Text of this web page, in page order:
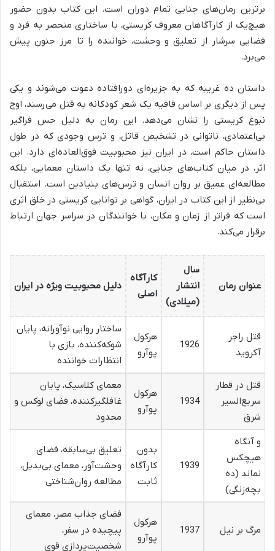
برترین رمان‌های جنایی تمام دوران است. این کتاب بدون حضور
هیچ‌یک از کارآگاهان معروف کریستی، با ساختاری منحصر به فرد و
فضایی سرشار از تعلیق و وحشت، خواننده را تا مرز جنون پیش
می‌برد.
داستان ده غریبه که به جزیره‌ای دورافتاده دعوت می‌شوند و یکی
پس از دیگری بر اساس قافیه یک شعر کودکانه به قتل می‌رسند، اوج
نبوغ کریستی را نشان می‌دهد. این رمان به دلیل حس فراگیر
بی‌اعتمادی، ناتوانی در تشخیص قاتل، و ترس وجودی که در طول
داستان حاکم است، در ایران نیز محبوبیت فوق‌العاده‌ای دارد. این
اثر، در میان کتاب‌های جنایی، نه تنها یک داستان معمایی، بلکه
مطالعه‌ای عمیق بر روان انسان و ترس‌های بنیادین است. استقبال
بی‌نظیر از این کتاب در ایران، گواهی بر توانایی کریستی در خلق اثری
است که فراتر از زمان و مکان، با خوانندگان در سراسر جهان ارتباط
برقرار می‌کند.
عنوان رمان
سال
انتشار
(میلادی)
کارآگاه
اصلی
دلیل محبوبیت ویژه در ایران
قتل راجر
آکروید
1926
هرکول
پوآرو
ساختار روایی نوآورانه، پایان
شوکه‌کننده، بازی با
انتظارات خواننده
قتل در قطار
سریع‌السیر
شرق
1934
هرکول
پوآرو
معمای کلاسیک، پایان
غافلگیرکننده، فضای لوکس و
محدود
و آنگاه
هیچکس
نماند (ده
بچه‌زنگی)
1939
بدون
کارآگاه
ثابت
تعلیق بی‌سابقه، فضای
وحشت‌آور، معمای بی‌بدیل،
مطالعه روان‌شناختی
مرگ بر نیل 1937
هرکول
پوآرو
فضای جذاب مصر، معمای
پیچیده در سفر،
شخصیت‌پردازی قوی